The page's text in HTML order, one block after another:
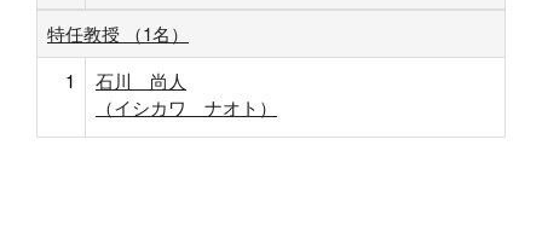
特任教授 （1名）
1
石川 尚人
（イシカワ ナオト）